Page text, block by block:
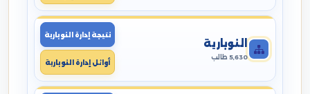
النوبارية
5,630 طالب
نتيجة إدارة النوبارية
أوائل إدارة النوبارية